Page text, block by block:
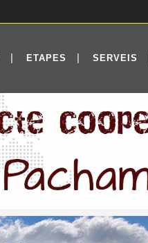
ETAPES SERVEIS